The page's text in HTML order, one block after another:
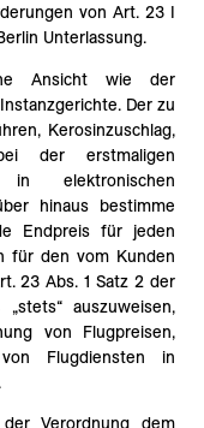
von Art. 23 I
Unterlassung.
Ansicht wie der
Der zu
Kerosinzuschlag,
der erstmaligen
elektronischen
hinaus bestimme
Endpreis für jeden
für den vom Kunden
23 Abs. 1 Satz 2 der
auszuweisen,
von Flugpreisen,
Flugdiensten in
Verordnung dem